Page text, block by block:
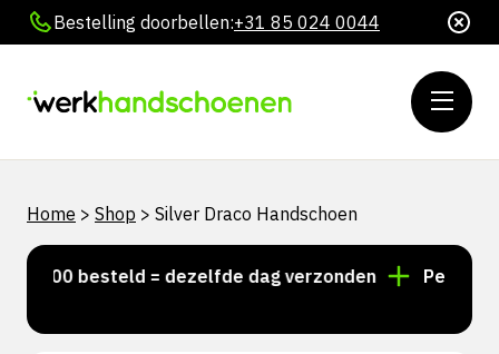
Bestelling doorbellen:+31 85 024 0044
Home > Shop > Silver Draco Handschoen
besteld = dezelfde dag verzonden Persoonlijk